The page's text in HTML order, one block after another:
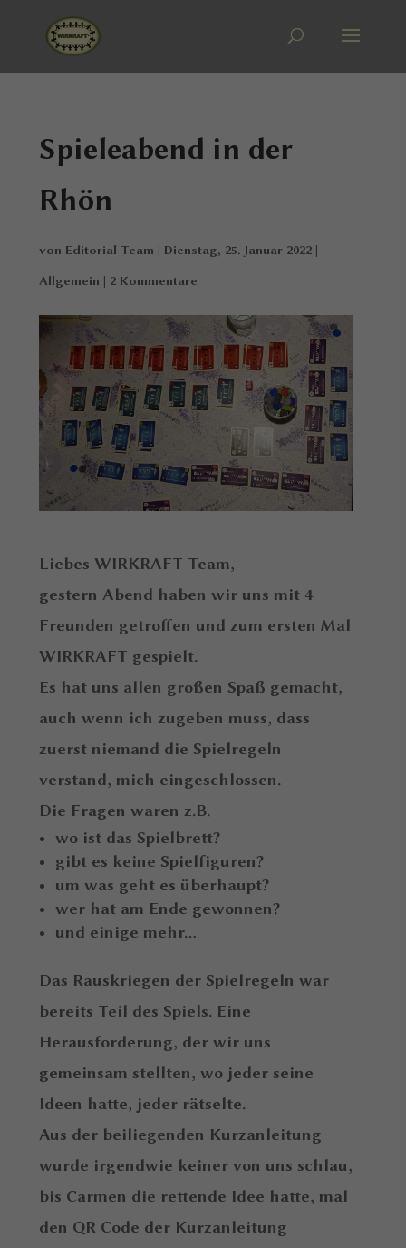
Spieleabend in der
Rhön
von Editorial Team | Dienstag, 25. Januar 2022 |
Allgemein | 2 Kommentare
Liebes WIRKRAFT Team,
gestern Abend haben wir uns mit 4
Freunden getroffen und zum ersten Mal
WIRKRAFT gespielt.
Es hat uns allen großen Spaß gemacht,
auch wenn ich zugeben muss, dass
zuerst niemand die Spielregeln
verstand, mich eingeschlossen.
Die Fragen waren z.B.
wo ist das Spielbrett?
gibt es keine Spielfiguren?
um was geht es überhaupt?
wer hat am Ende gewonnen?
und einige mehr…
Das Rauskriegen der Spielregeln war
bereits Teil des Spiels. Eine
Herausforderung, der wir uns
gemeinsam stellten, wo jeder seine
Ideen hatte, jeder rätselte.
Aus der beiliegenden Kurzanleitung
wurde irgendwie keiner von uns schlau,
bis Carmen die rettende Idee hatte, mal
den QR Code der Kurzanleitung